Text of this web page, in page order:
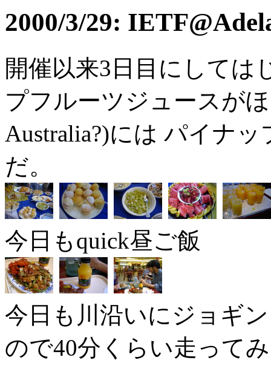
2000/3/29:
開催以来3日目にしては
プフルーツジュースが
Australia?)には パイナ
だ。
今日もquick昼ご飯
今日も川沿いにジョギ
ので40分くらい走って